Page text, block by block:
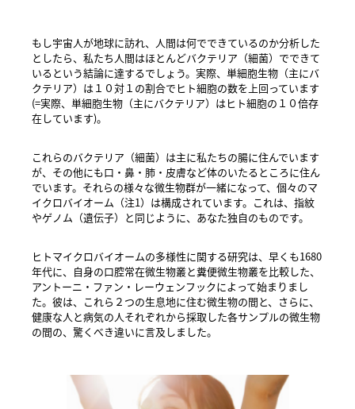
もし宇宙人が地球に訪れ、人間は何でできているのか分析した
としたら、私たち人間はほとんどバクテリア（細菌）でできて
いるという結論に達するでしょう。実際、単細胞生物（主にバ
クテリア）は１０対１の割合でヒト細胞の数を上回っています
(=実際、単細胞生物（主にバクテリア）はヒト細胞の１０倍存
在しています)。
これらのバクテリア（細菌）は主に私たちの腸に住んでいます
が、その他にも口・鼻・肺・皮膚など体のいたるところに住ん
でいます。それらの様々な微生物群が一緒になって、個々のマ
イクロバイオーム（注1）は構成されています。これは、指紋
やゲノム（遺伝子）と同じように、あなた独自のものです。
ヒトマイクロバイオームの多様性に関する研究は、早くも1680
年代に、自身の口腔常在微生物叢と糞便微生物叢を比較した、
アントーニ・ファン・レーウェンフックによって始まりまし
た。彼は、これら２つの生息地に住む微生物の間と、さらに、
健康な人と病気の人それぞれから採取した各サンプルの微生物
の間の、驚くべき違いに言及しました。